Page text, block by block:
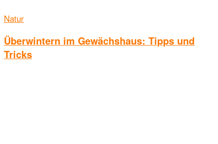
Natur
Überwintern im Gewächshaus: Tipps und
Tricks